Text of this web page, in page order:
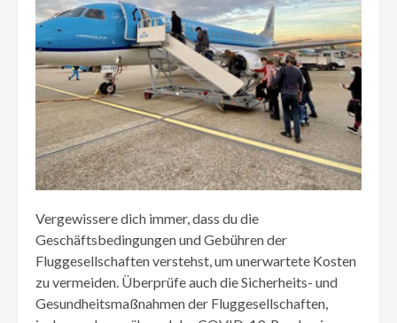
Vergewissere dich immer, dass du die
Geschäftsbedingungen und Gebühren der
Fluggesellschaften verstehst, um unerwartete Kosten
zu vermeiden. Überprüfe auch die Sicherheits- und
Gesundheitsmaßnahmen der Fluggesellschaften,